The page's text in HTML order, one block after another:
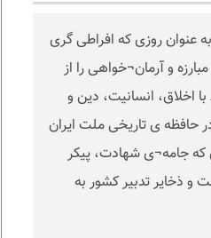
تیرماه سال 1360، به عنوان روزی که افراطی گری
و آرمان¬خواهی را از
اخلاق، انسانیت، دین و
حافظه ی تاریخی ملت ایران
جامه¬ی شهادت، پیکر
و ذخایر تدبیر کشور به